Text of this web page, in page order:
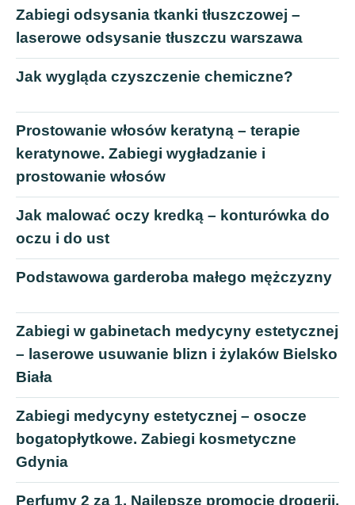
Zabiegi odsysania tkanki tłuszczowej –
laserowe odsysanie tłuszczu warszawa
Jak wygląda czyszczenie chemiczne?
Prostowanie włosów keratyną – terapie
keratynowe. Zabiegi wygładzanie i
prostowanie włosów
Jak malować oczy kredką – konturówka do
oczu i do ust
Podstawowa garderoba małego mężczyzny
Zabiegi w gabinetach medycyny estetycznej
– laserowe usuwanie blizn i żylaków Bielsko
Biała
Zabiegi medycyny estetycznej – osocze
bogatopłytkowe. Zabiegi kosmetyczne
Gdynia
Perfumy 2 za 1. Najlepsze promocje drogerii.